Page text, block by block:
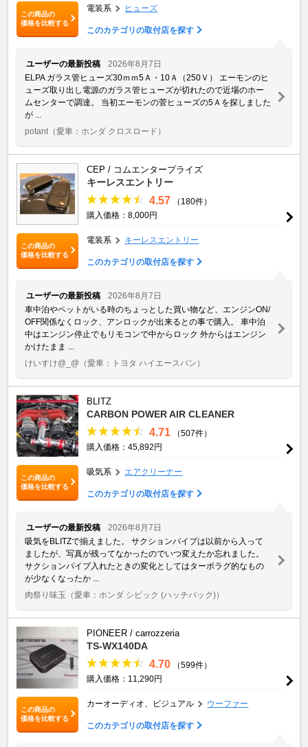
この商品の
価格を比較する
電装系 ヒューズ
このカテゴリの取付店を探す
ユーザーの最新投稿
2026年8月7日
ELPA ガラス管ヒューズ30ｍｍ5Ａ・10Ａ（250Ｖ） エーモンのヒ
ューズ取り出し電源のガラス管ヒューズが切れたので近場のホー
ムセンターで調達。 当初エーモンの菅ヒューズの5Ａを探しました
が ...
potant （愛車：ホンダ クロスロード）
この商品の
価格を比較する
CEP / コムエンタープライズ
キーレスエントリー
4.57
（180件）
購入価格：8,000円
電装系 キーレスエントリー
このカテゴリの取付店を探す
ユーザーの最新投稿
2026年8月7日
車中泊やペットがいる時のちょっとした買い物など、エンジンON/
OFF関係なくロック、アンロックが出来るとの事で購入。 車中泊
中はエンジン停止でもリモコンで中からロック 外からはエンジン
かけたまま ...
けいすけ@_@ （愛車：トヨタ ハイエースバン）
この商品の
価格を比較する
BLITZ
CARBON POWER AIR CLEANER
4.71
（507件）
購入価格：45,892円
吸気系 エアクリーナー
このカテゴリの取付店を探す
ユーザーの最新投稿
2026年8月7日
吸気をBLITZで揃えました。 サクションパイプは以前から入って
ましたが、写真が残ってなかったのでいつ変えたか忘れました。
サクションパイプ入れたときの変化としてはターボラグ的なもの
が少なくなったか ...
肉祭り味玉 （愛車：ホンダ シビック (ハッチバック)）
この商品の
価格を比較する
PIONEER / carrozzeria
TS-WX140DA
4.70
（599件）
購入価格：11,290円
カーオーディオ、ビジュアル ウーファー
このカテゴリの取付店を探す